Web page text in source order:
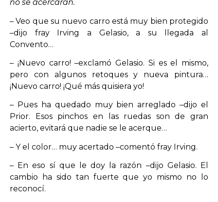
no se acercaran.
– Veo que su nuevo carro está muy bien protegido
–dijo fray Irving a Gelasio, a su llegada al
Convento…
– ¡Nuevo carro! –exclamó Gelasio. Si es el mismo,
pero con algunos retoques y nueva pintura…
¡Nuevo carro! ¡Qué más quisiera yo!
– Pues ha quedado muy bien arreglado –dijo el
Prior. Esos pinchos en las ruedas son de gran
acierto, evitará que nadie se le acerque…
– Y el color… muy acertado –comentó fray Irving.
– En eso sí que le doy la razón –dijo Gelasio. El
cambio ha sido tan fuerte que yo mismo no lo
reconocí.